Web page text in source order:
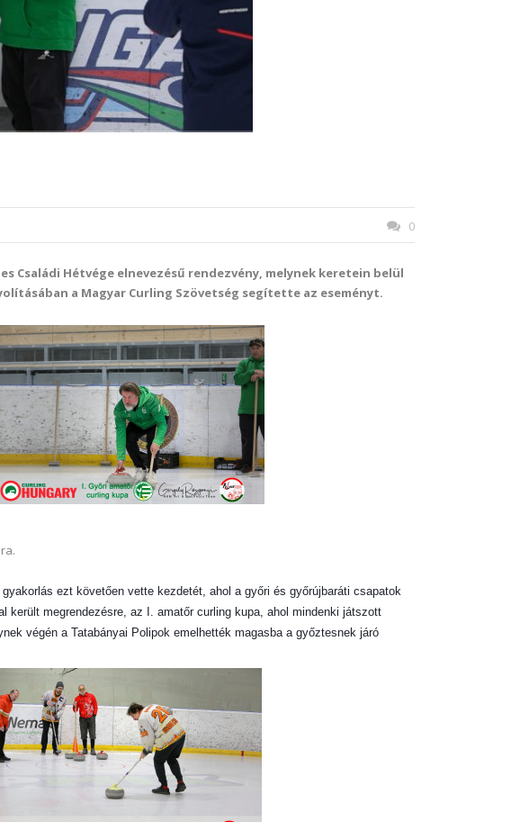
0
Családi Hétvége elnevezésű rendezvény, melynek keretein belül
a Magyar Curling Szövetség segítette az eseményt.
ezt követően vette kezdetét, ahol a győri és győrújbaráti csapatok
megrendezésre, az I. amatőr curling kupa, ahol mindenki játszott
végén a Tatabányai Polipok emelhették magasba a győztesnek járó